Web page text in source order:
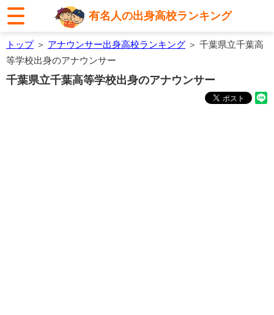
有名人の出身高校ランキング
トップ＞ アナウンサー出身高校ランキング ＞ 千葉県立千葉高
等学校出身のアナウンサー
千葉県立千葉高等学校出身のアナウンサー